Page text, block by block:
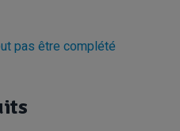
pas être complété